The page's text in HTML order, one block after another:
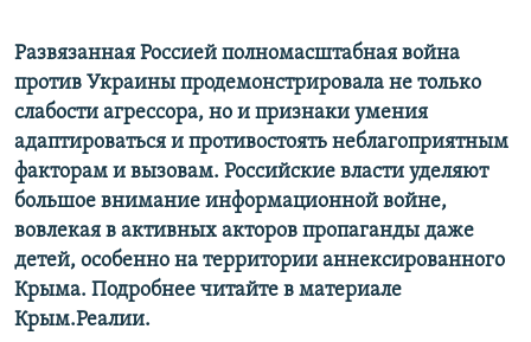
Развязанная Россией полномасштабная война
против Украины продемонстрировала не только
слабости агрессора, но и признаки умения
адаптироваться и противостоять неблагоприятным
факторам и вызовам. Российские власти уделяют
большое внимание информационной войне,
вовлекая в активных акторов пропаганды даже
детей, особенно на территории аннексированного
Крыма. Подробнее читайте в материале
Крым.Реалии.